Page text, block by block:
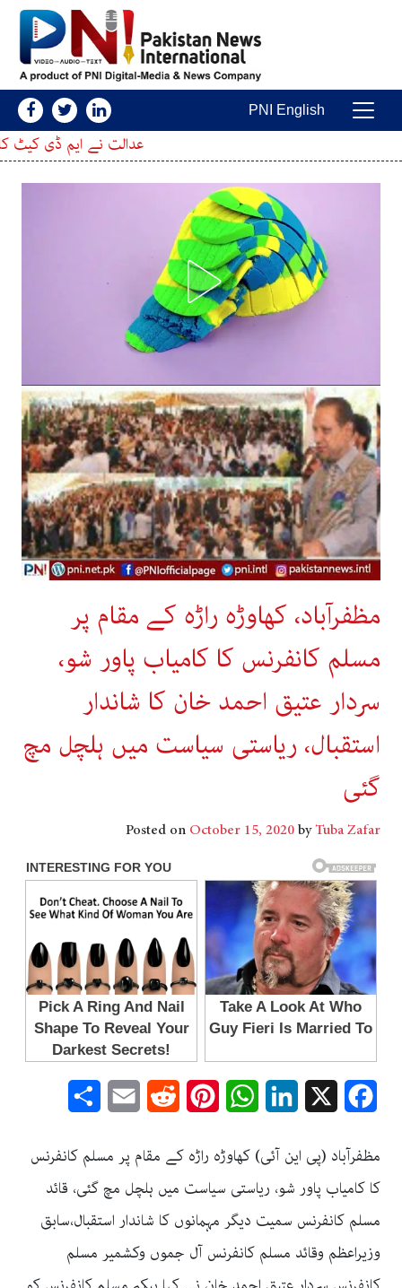
Main Navigation
PNI English
عدالت نے ایم ڈی کیٹ کا امتحان
مظفرآباد، کھاوڑہ راڑہ کے مقام پر
مسلم کانفرنس کا کامیاب پاور شو،
سردار عتیق احمد خان کا شاندار
استقبال، ریاستی سیاست میں ہلچل مچ
گئی
Posted on October 15, 2020byTuba Zafar
Facebook
LinkedIn
WhatsApp
Pinterest
Reddit
Email
مظفرآباد (پی این آئی) کھاوڑہ راڑہ کے مقام پر مسلم کانفرنس
کا کامیاب پاور شو، ریاستی سیاست میں ہلچل مچ گئی، قائد
مسلم کانفرنس سمیت دیگر مہمانوں کا شاندار استقبال،سابق
وزیراعظم وقائد مسلم کانفرنس آل جموں وکشمیر مسلم